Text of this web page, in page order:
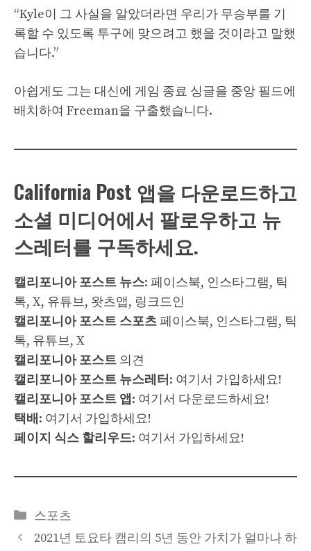
“Kyle이 그 사실을 알았더라면 우리가 무승부를 기
록할 수 있도록 투구에 맞으려고 했을 것이라고 말했
습니다.”
아쉽게도 그는 대신에 게임 종료 싱글을 중앙 필드에
배치하여 Freeman을 구출했습니다.
California Post 앱을 다운로드하고
소셜 미디어에서 팔로우하고 뉴
스레터를 구독하세요.
캘리포니아 포스트 뉴스: 페이스북, 인스타그램, 틱
톡, X, 유튜브, 왓츠앱, 링크드인
캘리포니아 포스트 스포츠페이스북, 인스타그램, 틱
톡, 유튜브, X
캘리포니아 포스트 의견
캘리포니아 포스트 뉴스레터 : 여기서 가입하세요!
캘리포니아 포스트 앱 : 여기서 다운로드하세요!
택배 : 여기서 가입하세요!
페이지 식스 할리우드: 여기서 가입하세요!
Categories
스포츠
2021년 토요타 캠리의 5년 동안 가치가 얼마나 하